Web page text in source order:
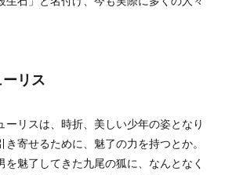
リス
ーリスは、時折、美しい少年の姿となり
き寄せるために、魅了の力を持つとか。
を魅了してきた九尾の狐に、なんとなく